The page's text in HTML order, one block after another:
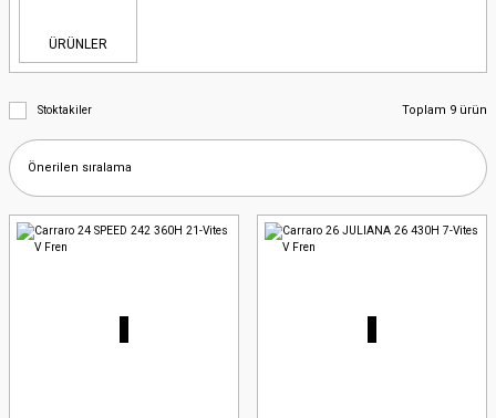
ÜRÜNLER
Stoktakiler Toplam 9 ürün